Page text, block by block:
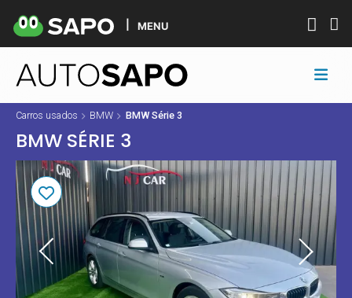
MENU
Carros usados BMW BMW Série 3
BMW SÉRIE 3